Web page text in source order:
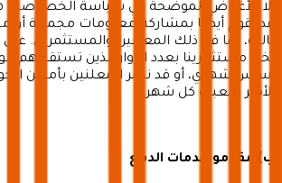
إلا للأغراض الموضحة في سياسة الخصوصية
قد نقوم أيضًا بمشاركة معلومات مجمعة أو
ثالثة، بما في ذلك المعلنين والمستثمرين.
نخبر مستثمرينا بعدد الزوار الذين تستقبلهم
أساس شهري، أو قد نخبر المعلنين بأماكن
الأكثر شعبية كل شهر.
ب) مقدمو خدمات الدفع